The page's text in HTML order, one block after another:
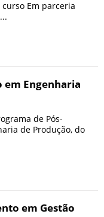
curso Em parceria
em Engenharia
de Pós-
de Produção, do
em Gestão